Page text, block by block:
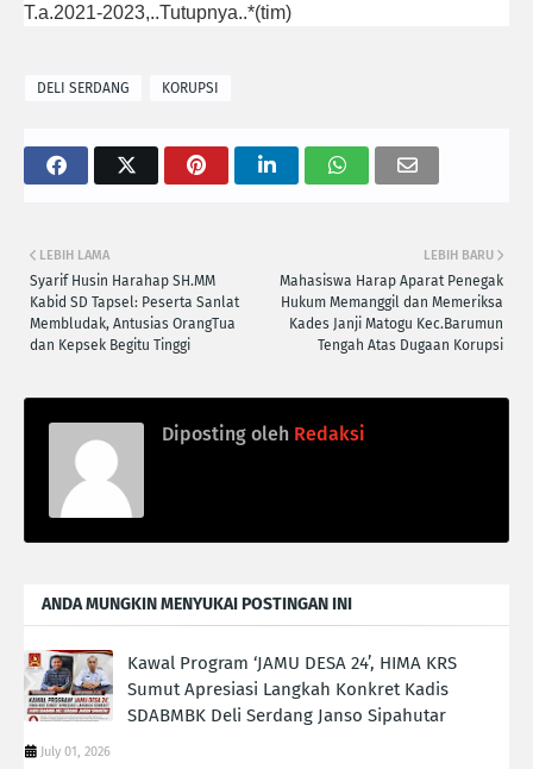
T.a.2021-2023,..Tutupnya..*(tim)
DELI SERDANG KORUPSI
LEBIH BARU
Mahasiswa Harap Aparat Penegak
Hukum Memanggil dan Memeriksa
Kades Janji Matogu Kec.Barumun
Tengah Atas Dugaan Korupsi
LEBIH LAMA
Syarif Husin Harahap SH.MM
Kabid SD Tapsel: Peserta Sanlat
Membludak, Antusias OrangTua
dan Kepsek Begitu Tinggi
Diposting oleh Redaksi
ANDA MUNGKIN MENYUKAI POSTINGAN INI
Kawal Program ‘JAMU DESA 24’, HIMA KRS
Sumut Apresiasi Langkah Konkret Kadis
SDABMBK Deli Serdang Janso Sipahutar
July 01, 2026